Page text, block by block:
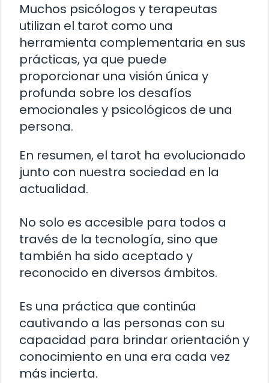
Muchos psicólogos y terapeutas
utilizan el tarot como una
herramienta complementaria en sus
prácticas, ya que puede
proporcionar una visión única y
profunda sobre los desafíos
emocionales y psicológicos de una
persona.
En resumen, el tarot ha evolucionado
junto con nuestra sociedad en la
actualidad.
No solo es accesible para todos a
través de la tecnología, sino que
también ha sido aceptado y
reconocido en diversos ámbitos.
Es una práctica que continúa
cautivando a las personas con su
capacidad para brindar orientación y
conocimiento en una era cada vez
más incierta.